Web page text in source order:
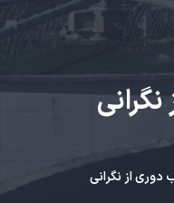
دوری از نگرانی